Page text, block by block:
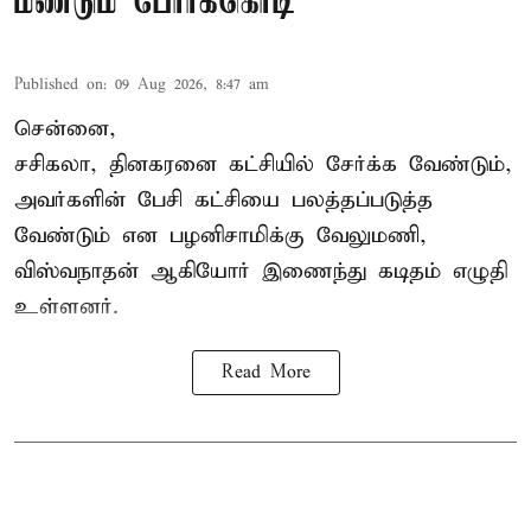
Published on: 09 Aug 2026, 8:47 am
சென்னை,
சசிகலா, தினகரனை கட்சியில் சேர்க்க வேண்டும்,
அவர்களின் பேசி கட்சியை பலத்தப்படுத்த
வேண்டும் என பழனிசாமிக்கு வேலுமணி,
விஸ்வநாதன் ஆகியோர் இணைந்து கடிதம் எழுதி
உள்ளனர்.
Read More